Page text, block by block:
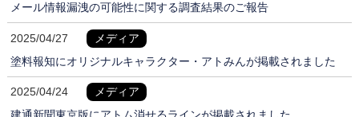
メール情報漏洩の可能性に関する調査結果のご報告
2025/04/27
メディア
塗料報知にオリジナルキャラクター・アトみんが掲載されました
2025/04/24
メディア